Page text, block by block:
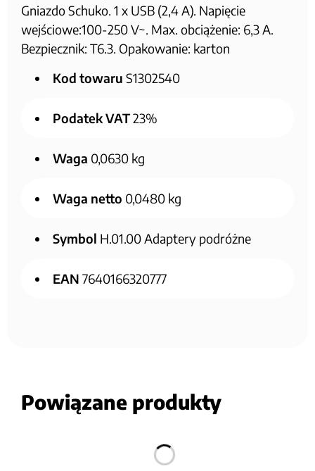
Gniazdo Schuko. 1 x USB (2,4 A). Napięcie
wejściowe:100-250 V~. Max. obciążenie: 6,3 A.
Bezpiecznik: T6.3. Opakowanie: karton
Kod towaru S1302540
Podatek VAT23%
Waga 0,0630 kg
Waga netto 0,0480 kg
Symbol H.01.00 Adaptery podróżne
EAN 7640166320777
Powiązane produkty